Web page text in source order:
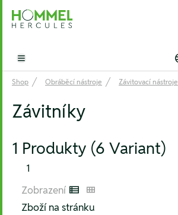
Hommel Hercules
Open main menu
Shop Obráběcí nástroje Závitovací nástroje
Závitníky
1 Produkty (6 Variant)
1
Zobrazení Listenansicht
Kachelansicht
Zboží na stránku